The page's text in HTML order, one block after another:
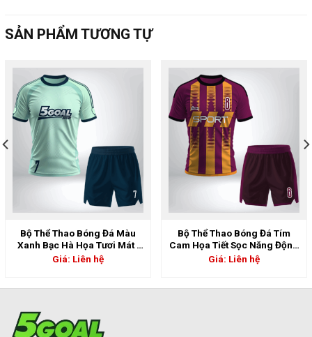
SẢN PHẨM TƯƠNG TỰ
Bộ Thể Thao Bóng Đá Màu
Xanh Bạc Hà Họa Tươi Mát |
5GS-06825
Giá: Liên hệ
Bộ Thể Thao Bóng Đá Tím
Cam Họa Tiết Sọc Năng Động
| 5GS-06824
Giá: Liên hệ